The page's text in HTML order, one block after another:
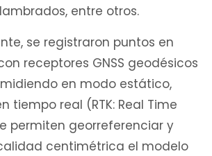
entre otros.
se registraron puntos en
receptores GNSS geodésicos
en modo estático,
tiempo real (RTK: Real Time
permiten georreferenciar y
centimétrica el modelo